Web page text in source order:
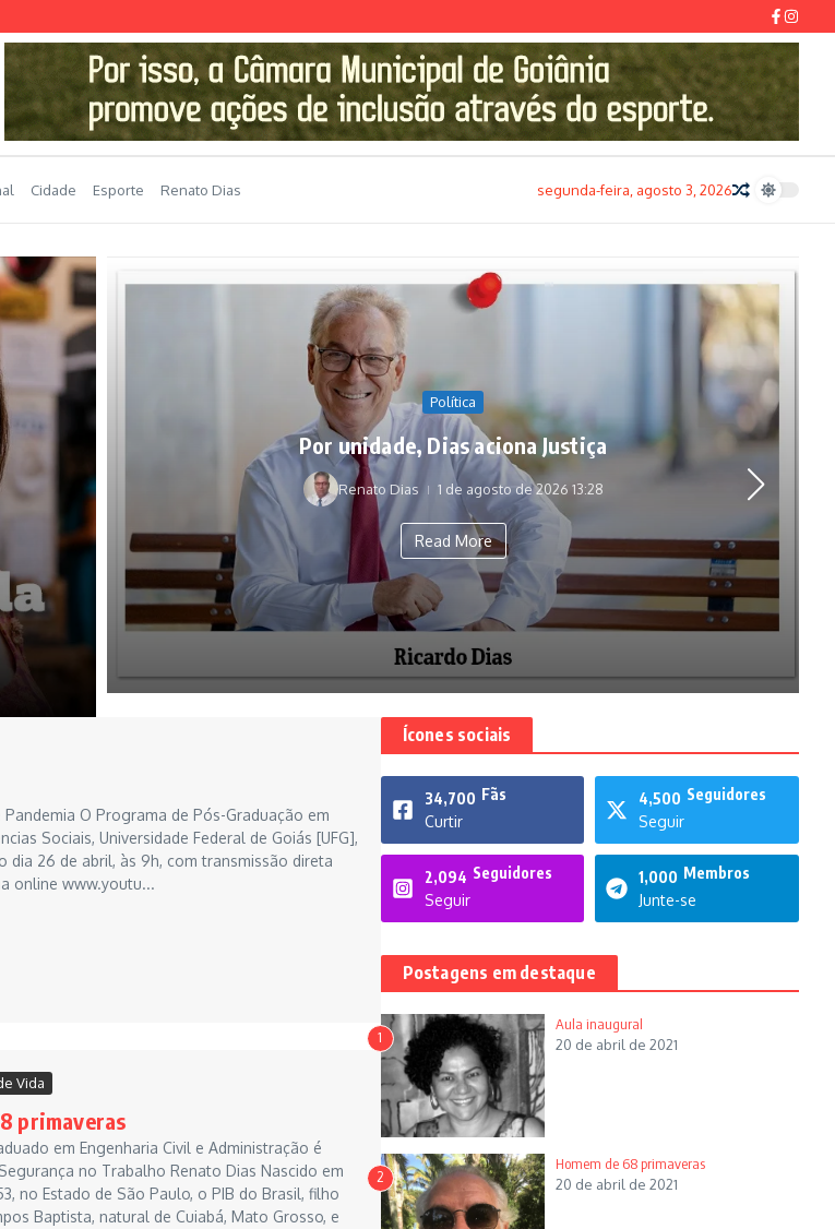
Cidade Esporte Renato Dias segunda-feira, agosto 3, 2026
Política
Por unidade, Dias aciona Justiça
Renato Dias 1 de agosto de 2026 13:28
Read More
O Programa de Pós-Graduação em
Sociais, Universidade Federal de Goiás [UFG],
dia 26 de abril, às 9h, com transmissão direta
online www.youtu...
Vida
primaveras
em Engenharia Civil e Administração é
no Trabalho Renato Dias Nascido em
no Estado de São Paulo, o PIB do Brasil, filho
Baptista, natural de Cuiabá, Mato Grosso, e
Ícones sociais
34,700 Fãs
Curtir
4,500 Seguidores
Seguir
2,094 Seguidores
Seguir
1,000 Membros
Junte-se
Postagens em destaque
1
Aula inaugural
20 de abril de 2021
2
Homem de 68 primaveras
20 de abril de 2021